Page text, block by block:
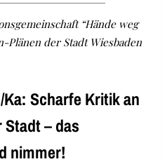
“Hände weg
Plänen der Stadt Wiesbaden
Scharfe Kritik an
– das
nimmer!